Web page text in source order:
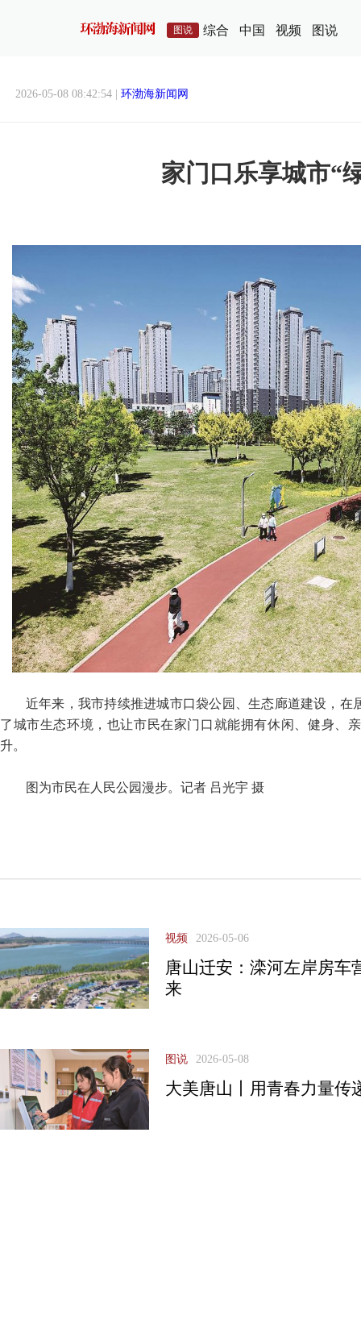
图说 综合 中国 视频 图说
2026-05-08 08:42:54 | 环渤海新闻网
家门口乐享城市“
近年来，我市持续推进城市口袋公园、生态廊道建设，在
了城市生态环境，也让市民在家门口就能拥有休闲、健身、
升。
图为市民在人民公园漫步。 记者 吕光宇 摄
视频 2026-05-06
唐山迁安：滦河左岸房车
来
图说 2026-05-08
大美唐山丨用青春力量传